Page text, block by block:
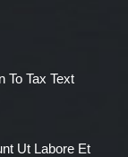
To Tax Text
Ut Labore Et